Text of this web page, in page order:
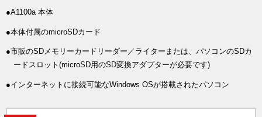
●A1100a 本体
●本体付属のmicroSDカード
●市販のSDメモリーカードリーダー／ライターまたは、パソコンのSDカ
ードスロット(microSD用のSD変換アダプターが必要です)
●インターネットに接続可能なWindows OSが搭載されたパソコン